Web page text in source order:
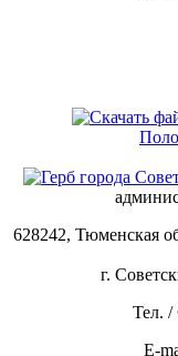
628242, Тюменская
г.
Тел. /
E-